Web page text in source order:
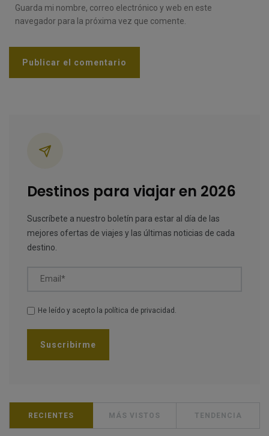
Guarda mi nombre, correo electrónico y web en este
navegador para la próxima vez que comente.
Destinos para viajar en 2026
Suscríbete a nuestro boletín para estar al día de las
mejores ofertas de viajes y las últimas noticias de cada
destino.
Email*
He leído y acepto la política de privacidad
RECIENTES MÁS VISTOS TENDENCIA